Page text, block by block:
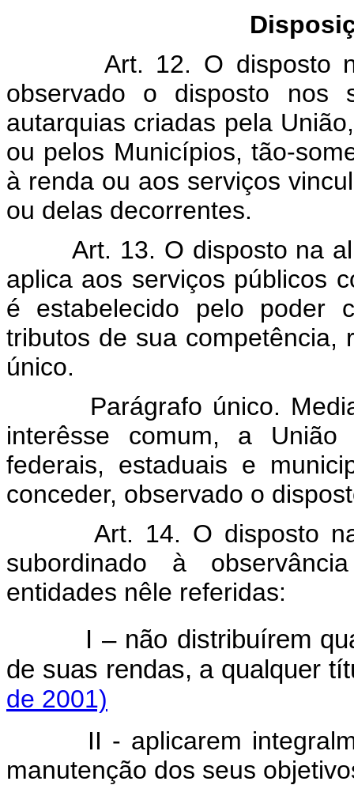
Art. 12. O disposto na
observado o disposto
autarquias criadas pela
ou pelos Municípios, tão-
à renda ou aos serviços
ou delas decorrentes.
Art. 13. O disposto na
aplica aos serviços públicos
é estabelecido pelo poder
tributos de sua competência,
único.
Parágrafo único.
interêsse comum, a
federais, estaduais e
conceder, observado o
Art. 14. O disposto
subordinado à
entidades nêle referidas:
I – não distribuírem
de suas rendas, a qualquer
de 2001)
II - aplicarem
manutenção dos seus